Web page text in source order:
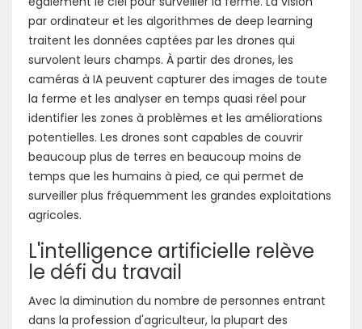
par ordinateur et les algorithmes de deep learning
traitent les données captées par les drones qui
survolent leurs champs. À partir des drones, les
caméras à IA peuvent capturer des images de toute
la ferme et les analyser en temps quasi réel pour
identifier les zones à problèmes et les améliorations
potentielles. Les drones sont capables de couvrir
beaucoup plus de terres en beaucoup moins de
temps que les humains à pied, ce qui permet de
surveiller plus fréquemment les grandes exploitations
agricoles.
L'intelligence artificielle relève
le défi du travail
Avec la diminution du nombre de personnes entrant
dans la profession d'agriculteur, la plupart des